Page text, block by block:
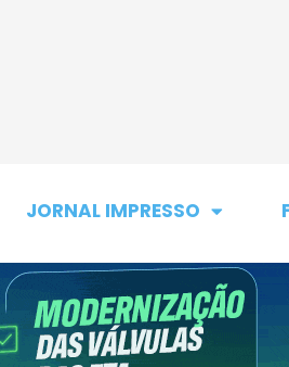
JORNAL IMPRESSO